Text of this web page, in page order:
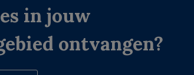
in jouw
ontvangen?